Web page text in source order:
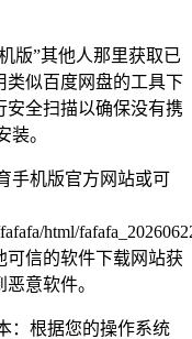
版”其他人那里获取已
类似百度网盘的工具下
安全扫描以确保没有携
装。
手机版官方网站或可
html/
可信的软件下载网站获
意软件。
：根据您的操作系统